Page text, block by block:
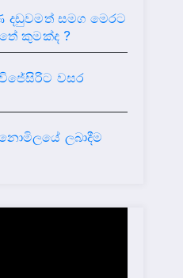
සමග මෙරට
කුමක්ද ?
වසර
ලබාදීම